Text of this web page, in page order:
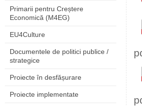
Primarii pentru Creștere
Economică (M4EG)
EU4Culture
Documentele de politici publice /
strategice
Proiecte în desfășurare
Proiecte implementate